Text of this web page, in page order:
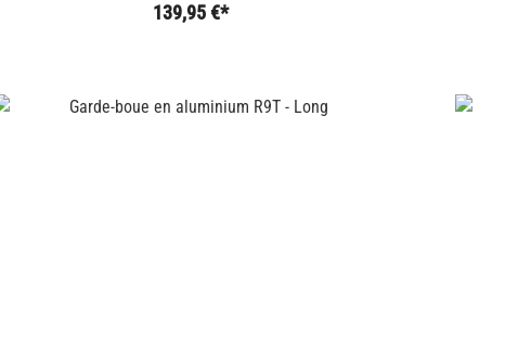
139,95 €*